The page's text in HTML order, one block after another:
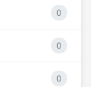
0
0
0